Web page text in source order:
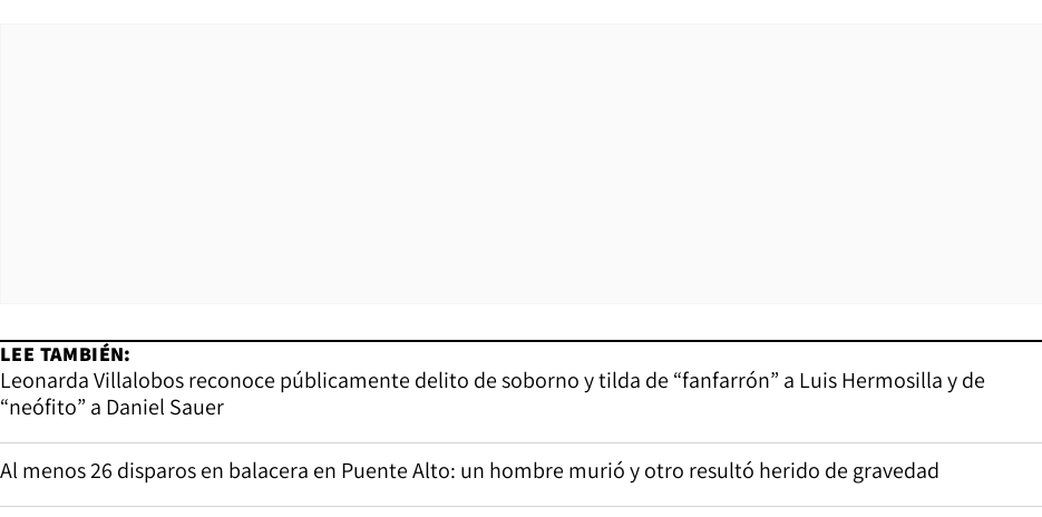
LEE TAMBIÉN:
Leonarda Villalobos reconoce públicamente delito de soborno y tilda de “fanfarrón” a Luis Hermosilla y de
“neófito” a Daniel Sauer
Al menos 26 disparos en balacera en Puente Alto: un hombre murió y otro resultó herido de gravedad